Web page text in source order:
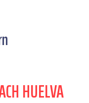
HUELVA